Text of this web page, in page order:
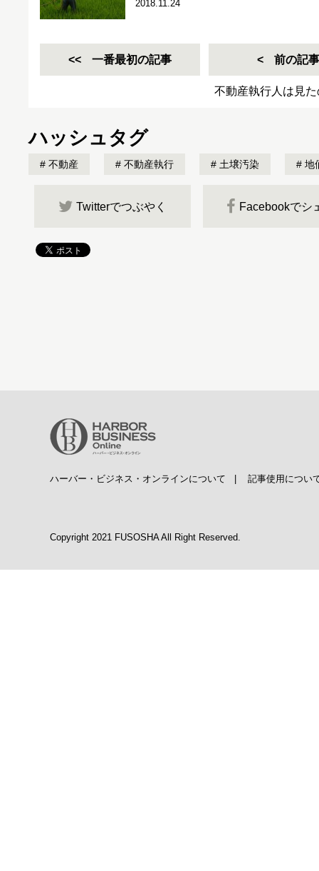
2018.11.24
一番最初の記事 前の記事
不動産執行人は見
ハッシュタグ
不動産 不動産執行 土壌汚染 地
Twitterでつぶやく Facebookでシ
ハーバー・ビジネス・オンラインについて 記事使用につい
Copyright 2021 FUSOSHA All Right Reserved.